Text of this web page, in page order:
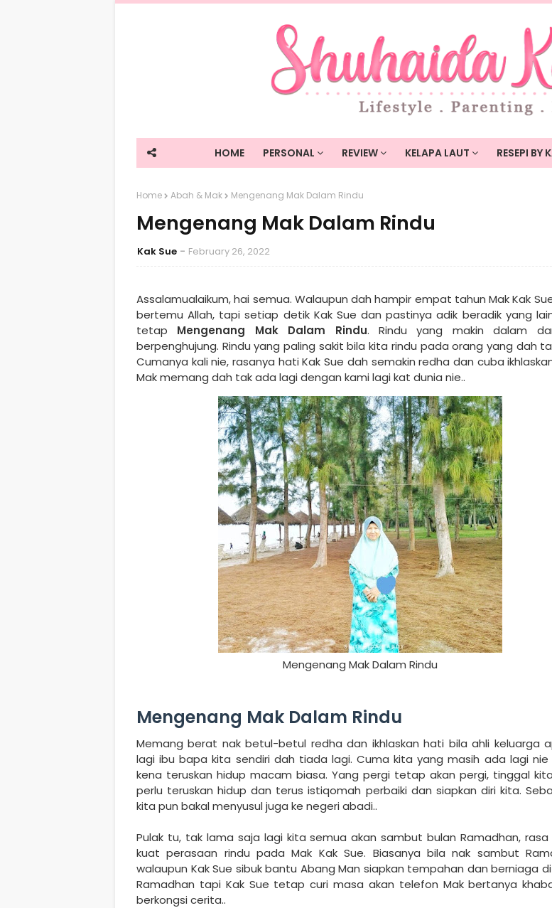
HOME PERSONAL REVIEW KELAPA LAUT RESEPI BY
Home Abah & Mak Mengenang Mak Dalam Rindu
Mengenang Mak Dalam Rindu
Kak Sue February 26, 2022
Assalamualaikum, hai semua. Walaupun dah hampir empat tahun Mak Kak
bertemu Allah, tapi setiap detik Kak Sue dan pastinya adik beradik yang
tetap Mengenang Mak Dalam Rindu. Rindu
yang makin dalam
berpenghujung. Rindu yang paling sakit bila kita rindu pada orang yang dah
Cumanya kali nie, rasanya hati Kak Sue dah semakin redha dan cuba
Mak memang dah tak ada lagi dengan kami lagi kat dunia nie..
Mengenang Mak Dalam Rindu
Mengenang Mak Dalam Rindu
Memang berat nak betul-betul redha dan ikhlaskan hati bila ahli keluarga
lagi ibu bapa kita sendiri dah tiada lagi. Cuma kita yang masih ada lagi
kena teruskan hidup macam biasa. Yang pergi tetap akan pergi, tinggal
perlu teruskan hidup dan terus istiqomah perbaiki dan siapkan diri kita.
kita pun bakal menyusul juga ke negeri abadi..
Pulak tu, tak lama saja lagi kita semua akan sambut bulan Ramadhan, rasa
kuat perasaan rindu pada Mak Kak Sue. Biasanya bila nak sambut
walaupun Kak Sue sibuk bantu Abang Man siapkan tempahan dan berniaga
Ramadhan tapi Kak Sue tetap curi masa akan telefon Mak bertanya
berkongsi cerita..